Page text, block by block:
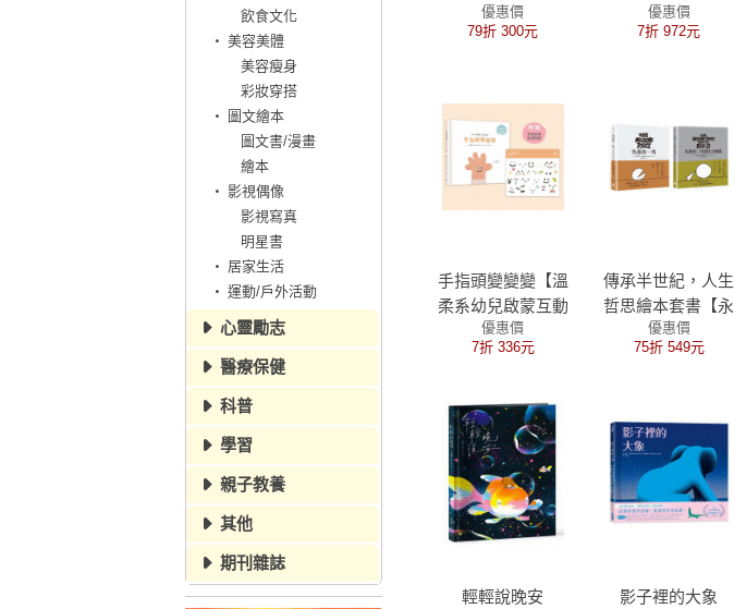
飲食文化
美容美體
美容瘦身
彩妝穿搭
圖文繪本
圖文書/漫畫
繪本
影視偶像
影視寫真
明星書
居家生活
運動/戶外活動
心靈勵志
醫療保健
科普
學習
親子教養
其他
期刊雜誌
家大衛‧卡利X人
權教育繪本）
優惠價
79折 300元
手指頭變變變+小
臉蛋變變變+腳趾
毒紋身貼紙、五官
配對卡、趾甲貼紙
+中英雙語朗讀音
優惠價
7折 972元
手指頭變變變【溫
柔系幼兒啟蒙互動
繪本】（附安全無
毒紋身貼紙＋中英
讀音檔）
優惠價
7折 336元
傳承半世紀，人生
哲思繪本套書【永
恆經典版】（失落
的一角＋失落的一
優惠價
75折 549元
輕輕說晚安 影子裡的大象